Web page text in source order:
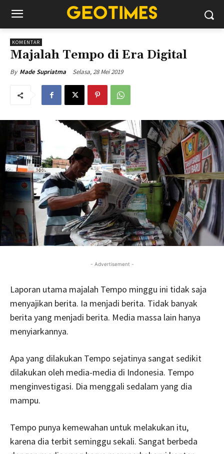
KOMENTAR
Majalah Tempo di Era Digital
By Made Supriatma Selasa, 28 Mei 2019
- Advertisement -
Laporan utama majalah Tempo minggu ini tidak saja
menyajikan berita. Ia menjadi berita. Tidak banyak
berita yang menjadi berita. Media massa lain hanya
menyiarkannya.
Apa yang dilakukan Tempo sejatinya sangat sedikit
dilakukan oleh media-media di Indonesia. Tempo
menginvestigasi. Dia menggali sedalam yang dia
mampu.
Tempo punya kemewahan untuk melakukan itu,
karena dia terbit seminggu sekali. Sangat berbeda